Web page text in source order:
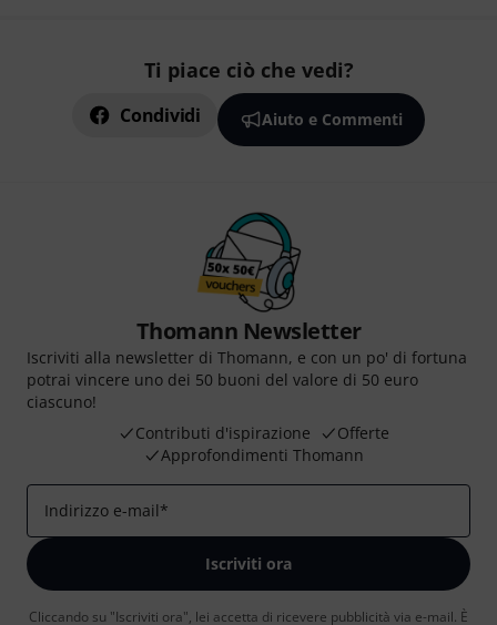
Ti piace ciò che vedi?
Condividi Aiuto e Commenti
Thomann Newsletter
Iscriviti alla newsletter di Thomann, e con un po' di fortuna
potrai vincere uno dei 50 buoni del valore di 50 euro
ciascuno!
Contributi d'ispirazione
Offerte
Approfondimenti Thomann
Indirizzo e-mail*
Iscriviti ora
Cliccando su "Iscriviti ora", lei accetta di ricevere pubblicità via e-mail. È